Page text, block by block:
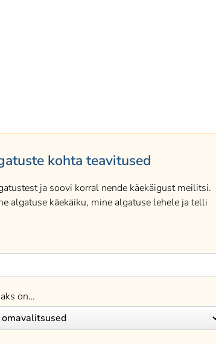
kohta teavitused
ja soovi korral nende käekäigust meilitsi.
algatuse käekäiku, mine algatuse lehele ja telli
on…